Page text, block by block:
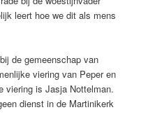
leert hoe we dit als mens
de gemeenschap van
viering van Peper en
viering is Jasja Nottelman.
dienst in de Martinikerk